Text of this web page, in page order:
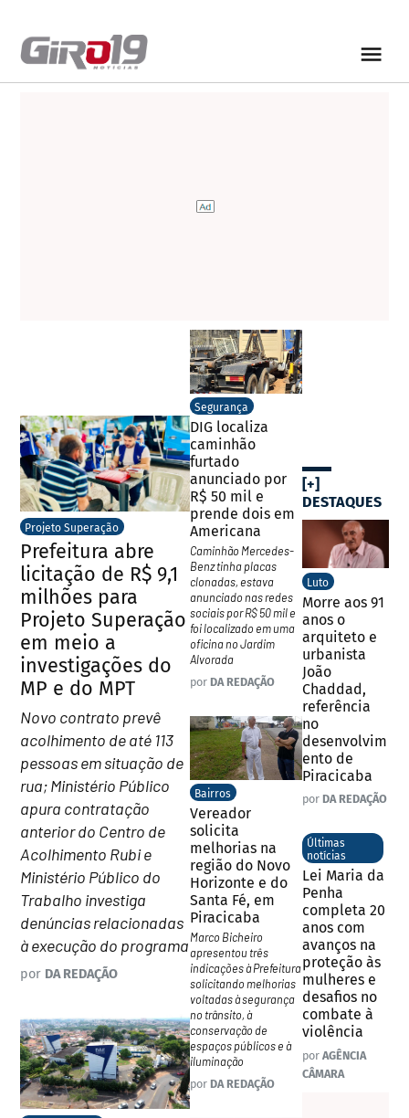
Projeto Superação
Prefeitura abre
licitação de R$ 9,1
milhões para
Projeto Superação
em meio a
investigações do
MP e do MPT
Novo contrato prevê
acolhimento de até 113
pessoas em situação de
rua; Ministério Público
apura contratação
anterior do Centro de
Acolhimento Rubi e
Ministério Público do
Trabalho investiga
denúncias relacionadas
à execução do programa
por DA REDAÇÃO
Segurança
DIG localiza
caminhão
furtado
anunciado por
R$ 50 mil e
prende dois em
Americana
Caminhão Mercedes-
Benz tinha placas
clonadas, estava
anunciado nas redes
sociais por R$ 50 mil e
foi localizado em uma
oficina no Jardim
Alvorada
por DA REDAÇÃO
Bairros
Vereador
solicita
melhorias na
região do Novo
Horizonte e do
Santa Fé, em
Piracicaba
Marco Bicheiro
apresentou três
indicações à Prefeitura
solicitando melhorias
voltadas à segurança
no trânsito, à
conservação de
espaços públicos e à
iluminação
por DA REDAÇÃO
[+]
DESTAQUES
Luto
Morre aos 91
anos o
arquiteto e
urbanista
João
Chaddad,
referência
no
desenvolvim
ento de
Piracicaba
por DA REDAÇÃO
Últimas
notícias
Lei Maria da
Penha
completa 20
anos com
avanços na
proteção às
mulheres e
desafios no
combate à
violência
por AGÊNCIA
CÂMARA